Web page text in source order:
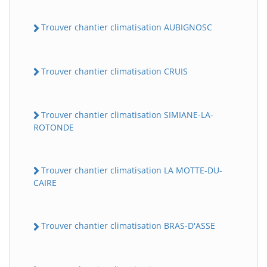
Trouver chantier climatisation AUBIGNOSC
Trouver chantier climatisation CRUIS
Trouver chantier climatisation SIMIANE-LA-
ROTONDE
Trouver chantier climatisation LA MOTTE-DU-
CAIRE
Trouver chantier climatisation BRAS-D'ASSE